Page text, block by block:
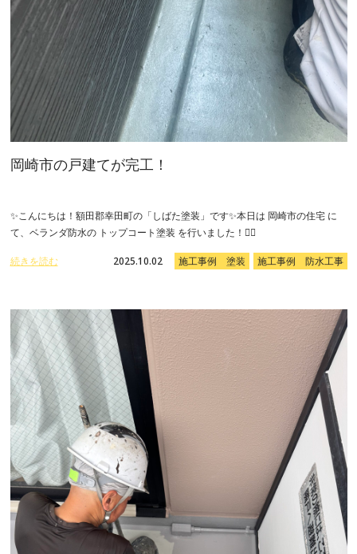
岡崎市の戸建てが完工！
✨こんにちは！額田郡幸田町の「しばた塗装」です✨本日は 岡崎市の住宅 に
て、ベランダ防水の トップコート塗装 を行いました！👷‍♂
続きを読む 2025.10.02 施工事例 塗装 施工事例 防水工事